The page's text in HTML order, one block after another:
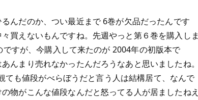
んだのか、つい最近まで 6巻が欠品だったんです
買えないもんですね。先週やっと第６巻を購入しま
すが、今購入して来たのが 2004年の初版本で
んまり売れなかったんだろうなあと思いましたね。
ても値段がべらぼうだと言う人は結構居て、なんで
物がこんな値段なんだと怒ってる人が居ましたねえ